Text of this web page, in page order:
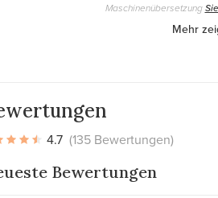
Maschinenübersetzung
Mehr
4.7 (135 Bewertungen)
Bewertungen